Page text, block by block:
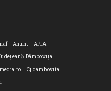
Anunt
APIA
Dâmbovița
Cj dambovita